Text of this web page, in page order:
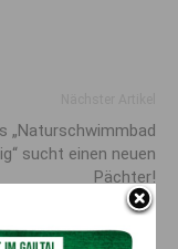
„Naturschwimmbad
sucht einen neuen
Pächter!